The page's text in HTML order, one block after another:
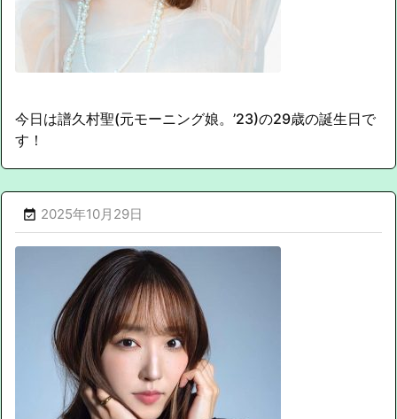
今日は譜久村聖(元モーニング娘。’23)の29歳の誕生日で
す！
 2025年10月29日